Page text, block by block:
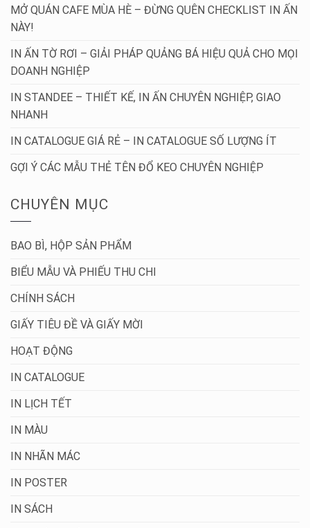
MỞ QUÁN CAFE MÙA HÈ – ĐỪNG QUÊN CHECKLIST IN ẤN
NÀY!
IN ẤN TỜ RƠI – GIẢI PHÁP QUẢNG BÁ HIỆU QUẢ CHO MỌI
DOANH NGHIỆP
IN STANDEE – THIẾT KẾ, IN ẤN CHUYÊN NGHIỆP, GIAO
NHANH
IN CATALOGUE GIÁ RẺ – IN CATALOGUE SỐ LƯỢNG ÍT
GỢI Ý CÁC MẪU THẺ TÊN ĐỔ KEO CHUYÊN NGHIỆP
CHUYÊN MỤC
BAO BÌ, HỘP SẢN PHẨM
BIỂU MẪU VÀ PHIẾU THU CHI
CHÍNH SÁCH
GIẤY TIÊU ĐỀ VÀ GIẤY MỜI
HOẠT ĐỘNG
IN CATALOGUE
IN LỊCH TẾT
IN MÀU
IN NHÃN MÁC
IN POSTER
IN SÁCH